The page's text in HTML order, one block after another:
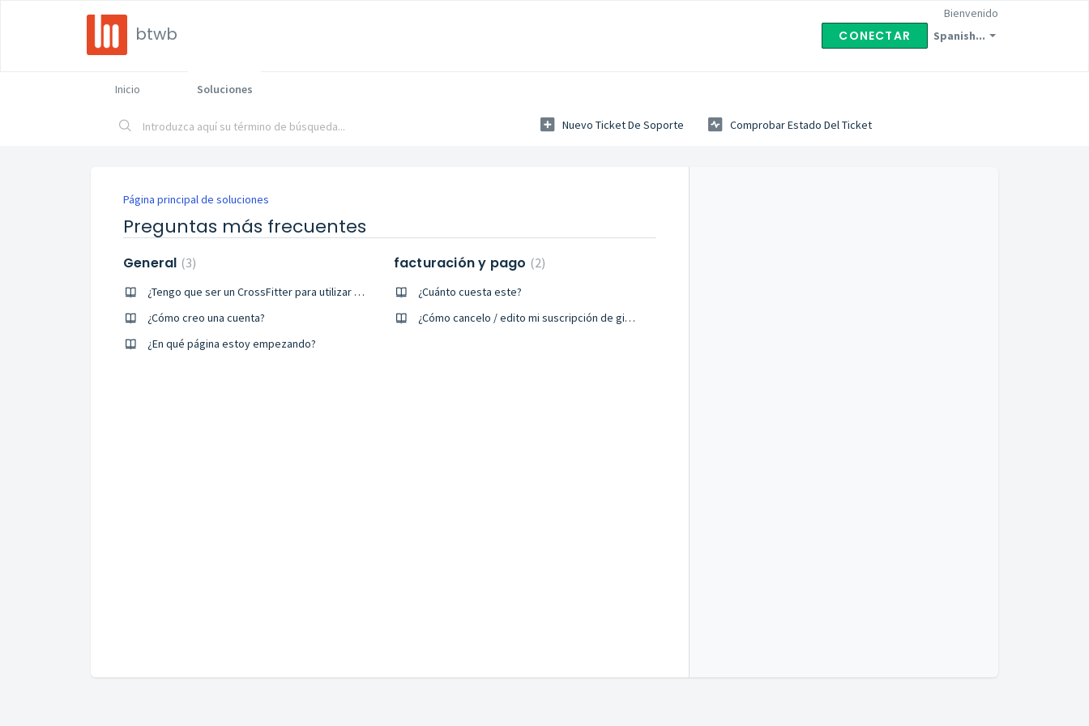
btwb Spanish...
Bienvenido
CONECTAR
Inicio Soluciones
Nuevo Ticket De Soporte Comprobar Estado Del Ticket
Página principal de soluciones
Preguntas más frecuentes
General 3
¿Tengo que ser un CrossFitter para utilizar BTWB?
¿Cómo creo una cuenta?
¿En qué página estoy empezando?
facturación y pago 2
¿Cuánto cuesta este?
¿Cómo cancelo / edito mi suscripción de gimnasios btwb?